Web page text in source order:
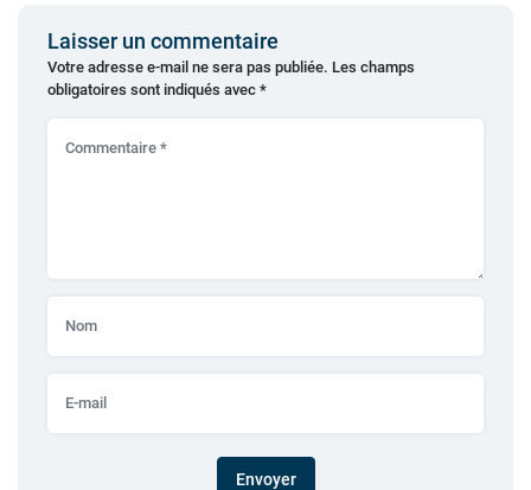
Laisser un commentaire
Votre adresse e-mail ne sera pas publiée. Les champs
obligatoires sont indiqués avec *
Envoyer